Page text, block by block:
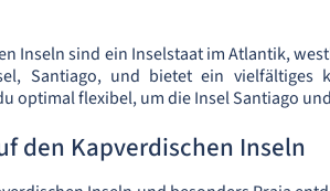
Inseln sind ein Inselstaat im Atlantik,
Santiago, und bietet ein vielfältiges
optimal flexibel, um die Insel Santiago
den Kapverdischen Inseln